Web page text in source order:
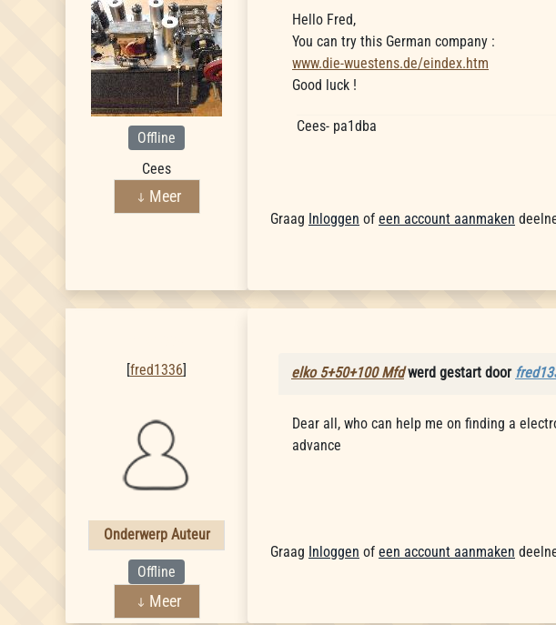
Offline
Cees
Meer
Hello Fred,
You can try this German company :
www.die-wuestens.de/eindex.htm
Good luck !
Cees- pa1dba
Graag Inloggen of een account aanmaken
[fred1336]
Onderwerp Auteur
Offline
Meer
elko 5+50+100 Mfdwerd gestart door
Dear all, who can help me on finding a
advance
Graag Inloggen of een account aanmaken